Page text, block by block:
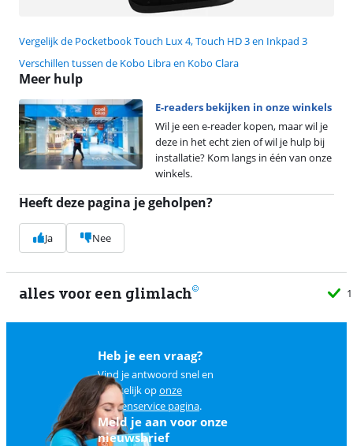
Vergelijk de Pocketbook Touch Lux 4, Touch HD 3 en Inkpad 3
Verschillen tussen de Kobo Libra en Kobo Clara
Meer hulp
E-readers bekijken in onze winkels
Wil je een e-reader kopen, maar wil je
deze in het echt zien of wil je hulp bij
installatie? Kom langs in één van onze
winkels.
Heeft deze pagina je geholpen?
Ja Nee
alles voor een glimlach
Heb je een vraag?
Vind je antwoord snel en
makkelijk oponze
klantenservice pagina.
Meld je aan voor onze
nieuwsbrief